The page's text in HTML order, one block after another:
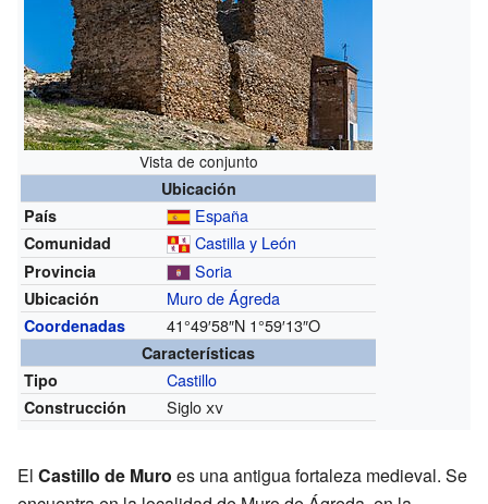
Vista de conjunto
Ubicación
País
España
Comunidad Castilla y León
Provincia Soria
Ubicación Muro de Ágreda
Coordenadas 41°49′58″N 1°59′13″O
Características
Tipo
Castillo
Construcción Sigloxv
El Castillo de Muro es una antigua fortaleza medieval. Se